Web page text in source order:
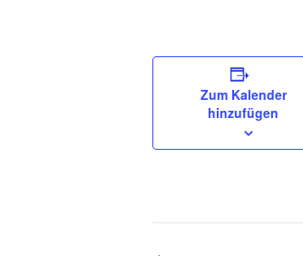
Zum Kalender
hinzufügen